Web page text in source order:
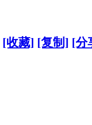
[收藏] [复制] [分